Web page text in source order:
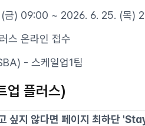
(금) 09:00 ~ 2026. 6. 25. (목)
스 온라인 접수
- 스케일업1팀
업 플러스)
싶지 않다면 페이지 최하단